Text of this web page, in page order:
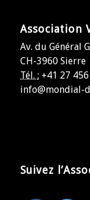
Association
Av. du Général
CH-3960 Sierre
Tél. : +41 27
info@mondial-
Suivez